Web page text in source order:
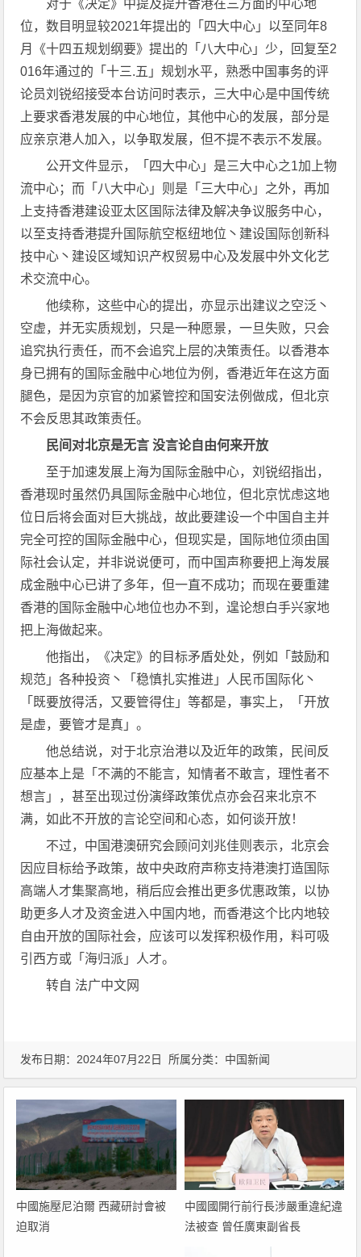
对于《决定》中提及提升香港在三方面的中心地
位，数目明显较2021年提出的「四大中心」以至同年8
月《十四五规划纲要》提出的「八大中心」少，回复至2
016年通过的「十三.五」规划水平，熟悉中国事务的评
论员刘锐绍接受本台访问时表示，三大中心是中国传统
上要求香港发展的中心地位，其他中心的发展，部分是
应亲京港人加入，以争取发展，但不提不表示不发展。
公开文件显示，「四大中心」是三大中心之1加上物
流中心；而「八大中心」则是「三大中心」之外，再加
上支持香港建设亚太区国际法律及解决争议服务中心，
以至支持香港提升国际航空枢纽地位丶建设国际创新科
技中心丶建设区域知识产权贸易中心及发展中外文化艺
术交流中心。
他续称，这些中心的提出，亦显示出建议之空泛丶
空虚，并无实质规划，只是一种愿景，一旦失败，只会
追究执行责任，而不会追究上层的决策责任。以香港本
身已拥有的国际金融中心地位为例，香港近年在这方面
腿色，是因为京官的加紧管控和国安法例做成，但北京
不会反思其政策责任。
民间对北京是无言 没言论自由何来开放
至于加速发展上海为国际金融中心，刘锐绍指出，
香港现时虽然仍具国际金融中心地位，但北京忧虑这地
位日后将会面对巨大挑战，故此要建设一个中国自主并
完全可控的国际金融中心，但现实是，国际地位须由国
际社会认定，并非说说便可，而中国声称要把上海发展
成金融中心已讲了多年，但一直不成功；而现在要重建
香港的国际金融中心地位也办不到，遑论想白手兴家地
把上海做起来。
他指出，《决定》的目标矛盾处处，例如「鼓励和
规范」各种投资丶「稳慎扎实推进」人民币国际化丶
「既要放得活，又要管得住」等都是，事实上，「开放
是虚，要管才是真」。
他总结说，对于北京治港以及近年的政策，民间反
应基本上是「不满的不能言，知情者不敢言，理性者不
想言」，甚至出现过份演绎政策优点亦会召来北京不
满，如此不开放的言论空间和心态，如何谈开放！
不过，中国港澳研究会顾问刘兆佳则表示，北京会
因应目标给予政策，故中央政府声称支持港澳打造国际
高端人才集聚高地，稍后应会推出更多优惠政策，以协
助更多人才及资金进入中国内地，而香港这个比内地较
自由开放的国际社会，应该可以发挥积极作用，料可吸
引西方或「海归派」人才。
转自 法广中文网
发布日期：2024年07月22日 所属分类： 中国新闻
中國施壓尼泊爾 西藏研討會被
迫取消
中國國開行前行長涉嚴重違紀違
法被查 曾任廣東副省長